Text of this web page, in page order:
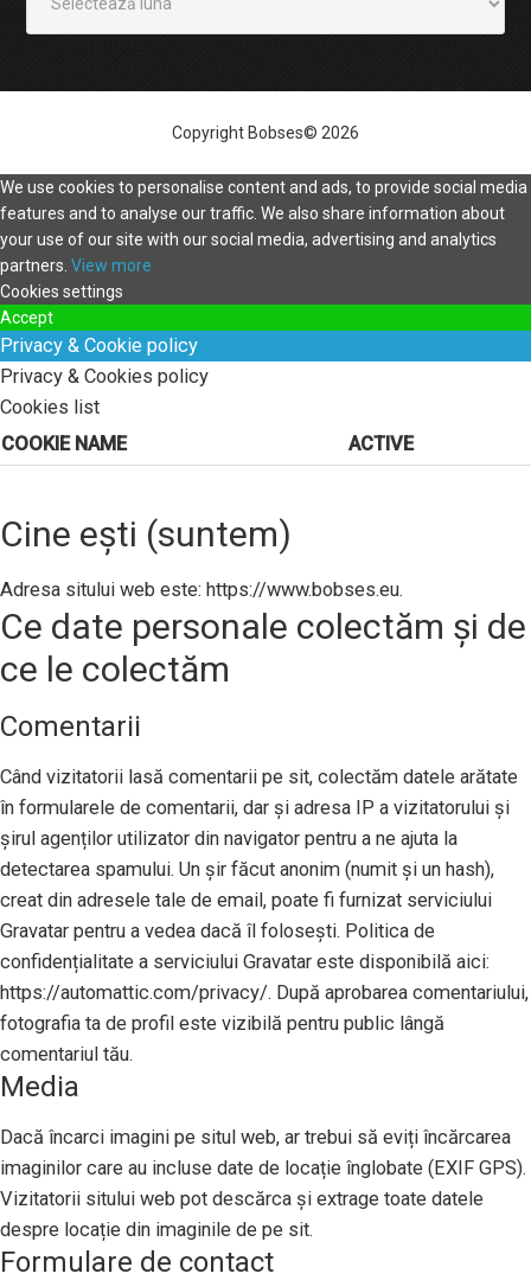
Copyright Bobses© 2026
We use cookies to personalise content and ads, to provide social media
features and to analyse our traffic. We also share information about
your use of our site with our social media, advertising and analytics
partners. View more
Cookies settings
Accept
Privacy & Cookie policy
Privacy & Cookies policy
Cookies list
COOKIE NAME
ACTIVE
Cine ești (suntem)
Adresa sitului web este: https://www.bobses.eu.
Ce date personale colectăm și de
ce le colectăm
Comentarii
Când vizitatorii lasă comentarii pe sit, colectăm datele arătate
în formularele de comentarii, dar și adresa IP a vizitatorului și
șirul agenților utilizator din navigator pentru a ne ajuta la
detectarea spamului. Un șir făcut anonim (numit și un hash),
creat din adresele tale de email, poate fi furnizat serviciului
Gravatar pentru a vedea dacă îl folosești. Politica de
confidențialitate a serviciului Gravatar este disponibilă aici:
https://automattic.com/privacy/. După aprobarea comentariului,
fotografia ta de profil este vizibilă pentru public lângă
comentariul tău.
Media
Dacă încarci imagini pe situl web, ar trebui să eviți încărcarea
imaginilor care au incluse date de locație înglobate (EXIF GPS).
Vizitatorii sitului web pot descărca și extrage toate datele
despre locație din imaginile de pe sit.
Formulare de contact